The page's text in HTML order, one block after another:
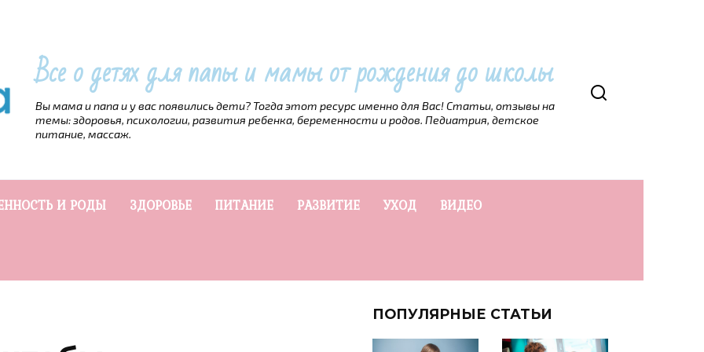
Все о детях для папы и мамы от рождения до школы
Вы мама и папа и у вас появились дети? Тогда этот ресурс именно для Вас! Статьи, отзывы на
темы: здоровья, психологии, развития ребенка, беременности и родов. Педиатрия, детское
питание, массаж.
И РОДЫ ЗДОРОВЬЕ ПИТАНИЕ РАЗВИТИЕ УХОД ВИДЕО
ПОПУЛЯРНЫЕ СТАТЬИ